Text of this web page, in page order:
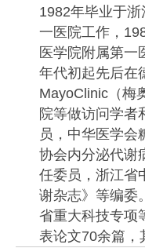
1982年毕业于
一医院工作，
医学院附属第一
年代初起先后在
MayoClinic（梅
院等做访问学者
员，中华医学会
协会内分泌代谢
任委员，浙江省
谢杂志》等编委
省重大科技专项
表论文70余篇，